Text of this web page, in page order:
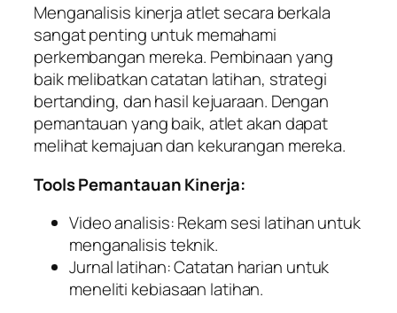
Menganalisis kinerja atlet secara berkala
sangat penting untuk memahami
perkembangan mereka. Pembinaan yang
baik melibatkan catatan latihan, strategi
bertanding, dan hasil kejuaraan. Dengan
pemantauan yang baik, atlet akan dapat
melihat kemajuan dan kekurangan mereka.
Tools Pemantauan Kinerja:
Video analisis: Rekam sesi latihan untuk
menganalisis teknik.
Jurnal latihan: Catatan harian untuk
meneliti kebiasaan latihan.